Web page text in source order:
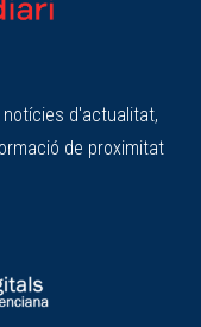
notícies d'actualitat,
de proximitat